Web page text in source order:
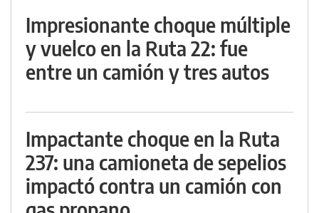
Impresionante choque múltiple
y vuelco en la Ruta 22: fue
entre un camión y tres autos
Impactante choque en la Ruta
237: una camioneta de sepelios
impactó contra un camión con